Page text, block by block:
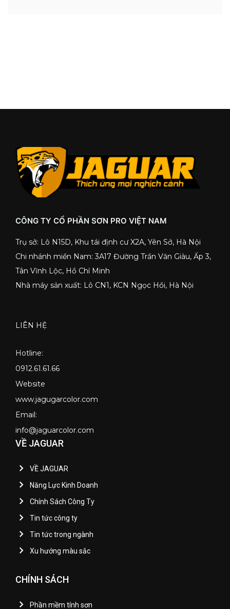
CÔNG TY CỔ PHẦN SƠN PRO VIỆT NAM
Trụ sở: Lô N15D, Khu tái định cư X2A, Yên Sở, Hà Nội
Chi nhánh miền Nam: 3A17 Đường Trần Văn Giàu, Ấp 3,
Tân Vĩnh Lộc, Hồ Chí Minh
Nhà máy sản xuất: Lô CN1, KCN Ngọc Hồi, Hà Nội
LIÊN HỆ
Hotline:
0912.61.61.66
Website
www.jagugarcolor.com
Email:
info@jaguarcolor.com
VỀ JAGUAR
VỀ JAGUAR
Năng Lực Kinh Doanh
Chính Sách Công Ty
Tin tức công ty
Tin tức trong ngành
Xu hướng màu sắc
CHÍNH SÁCH
Phần mềm tính sơn